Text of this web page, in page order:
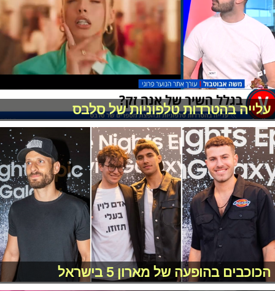
עלייה בהטרדות טלפוניות של סלבס
הכוכבים בהופעה של מארון 5 בישראל